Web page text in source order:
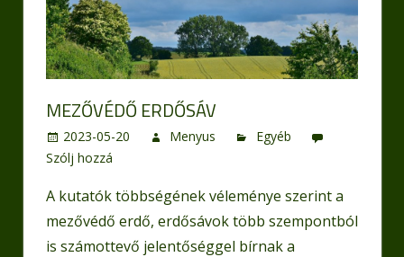
MEZŐVÉDŐ ERDŐSÁV
2023-05-20 Menyus
Egyéb
Szólj hozzá
A kutatók többségének véleménye szerint a
mezővédő erdő, erdősávok több szempontból
is számottevő jelentőséggel bírnak a